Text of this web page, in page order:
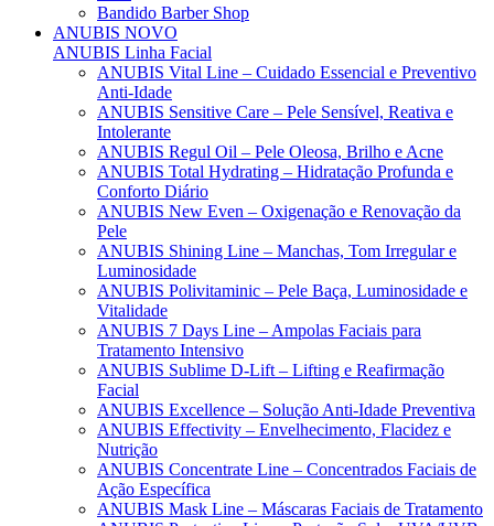
Bandido Barber Shop
ANUBIS NOVO
ANUBIS Linha Facial
ANUBIS Vital Line – Cuidado Essencial e Preventivo
Anti-Idade
ANUBIS Sensitive Care – Pele Sensível, Reativa e
Intolerante
ANUBIS Regul Oil – Pele Oleosa, Brilho e Acne
ANUBIS Total Hydrating – Hidratação Profunda e
Conforto Diário
ANUBIS New Even – Oxigenação e Renovação da
Pele
ANUBIS Shining Line – Manchas, Tom Irregular e
Luminosidade
ANUBIS Polivitaminic – Pele Baça, Luminosidade e
Vitalidade
ANUBIS 7 Days Line – Ampolas Faciais para
Tratamento Intensivo
ANUBIS Sublime D-Lift – Lifting e Reafirmação
Facial
ANUBIS Excellence – Solução Anti-Idade Preventiva
ANUBIS Effectivity – Envelhecimento, Flacidez e
Nutrição
ANUBIS Concentrate Line – Concentrados Faciais de
Ação Específica
ANUBIS Mask Line – Máscaras Faciais de Tratamento